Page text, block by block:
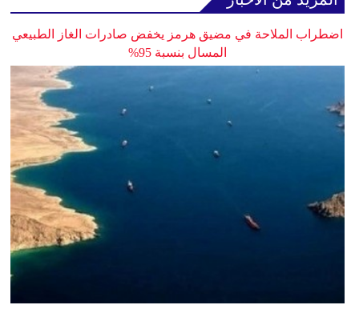
اضطراب الملاحة في مضيق هرمز يخفض صادرات الغاز الطبيعي
المسال بنسبة 95%